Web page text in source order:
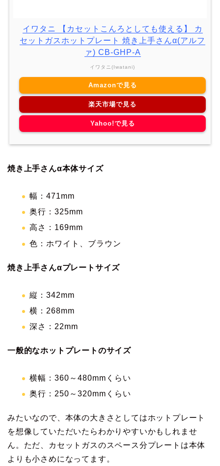
イワタニ 【カセットこんろとしても使える】 カ
セットガスホットプレート 焼き上手さんα(アルフ
ァ) CB-GHP-A
イワタニ(Iwatani)
Amazonで見る
楽天市場で見る
Yahoo!で見る
焼き上手さんα本体サイズ
幅：471mm
奥行：325mm
高さ：169mm
色：ホワイト、ブラウン
焼き上手さんαプレートサイズ
縦：342mm
横：268mm
深さ：22mm
一般的なホットプレートのサイズ
横幅：360～480mmくらい
奥行：250～320mmくらい
みたいなので、本体の大きさとしてはホットプレート
を想像していただいたらわかりやすいかもしれませ
ん。ただ、カセットガスのスペース分プレートは本体
よりも小さめになってます。